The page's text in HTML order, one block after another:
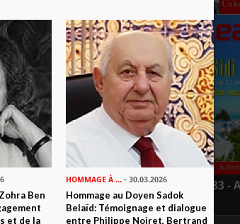
LEADERS N° 183 -
Ben
et de la
HOMMAGE À ...- 30.03.2026
Hommage au Doyen Sadok
Belaïd: Témoignage et dialogue
entre Philippe Noiret, Bertrand